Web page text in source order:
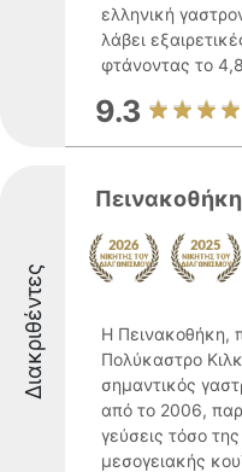
ελληνική
λάβει
φτάνοντας το
9.3
Διακριθέντες
Πεινακοθήκη
Η Πεινακοθήκη,
Πολύκαστρο
σημαντικός
από το 2006,
γεύσεις τόσο
μεσογειακής